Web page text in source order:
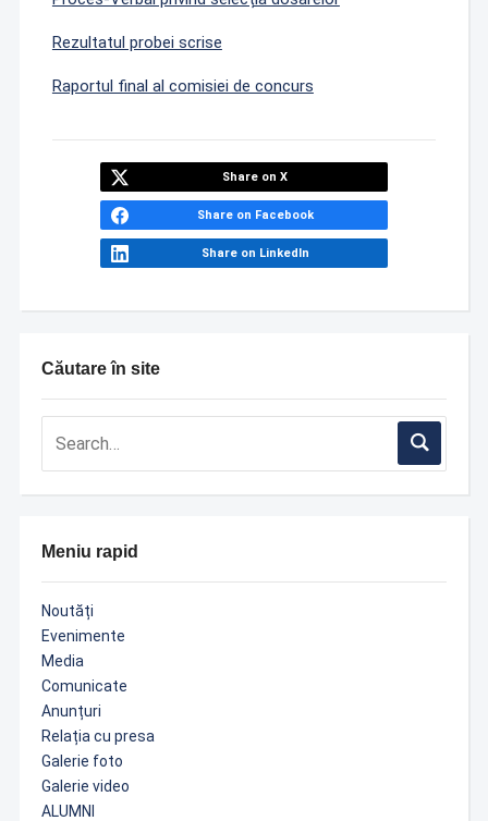
Căutare în site
Meniu rapid
Noutăți
Evenimente
Media
Comunicate
Anunțuri
Relația cu presa
Galerie foto
Galerie video
ALUMNI
Rezultatul probei scrise
Raportul final al comisiei de concurs
Share on X
Share on Facebook
Share on LinkedIn